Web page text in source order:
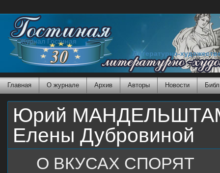
Журнал Гостиная
Литературно-
Главная О журнале Архив Авторы Новости
Юрий МАНДЕЛЬШТАМ.
Елены Дубровиной
О ВКУСАХ СПОРЯТ